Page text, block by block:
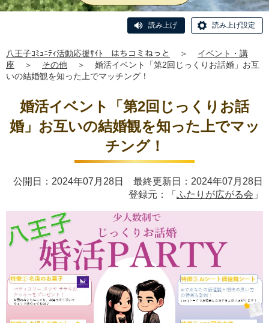
読み上げ 読み上げ設定
八王子ｺﾐｭﾆﾃｨ活動応援ｻｲﾄ はちコミねっと ＞
イベント・講
座
＞ その他 ＞
婚活イベント「第2回じっくりお話婚」お互
いの結婚観を知った上でマッチング！
婚活イベント「第2回じっくりお話
婚」お互いの結婚観を知った上でマッ
チング！
公開日：2024年07月28日 最終更新日：2024年07月28日
登録元：「 ふたりが広がる会 」